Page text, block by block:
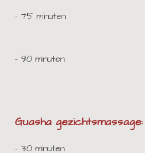
- 75 minuten
- 90 minuten
Guasha gezichtsmassage:
- 30 minuten